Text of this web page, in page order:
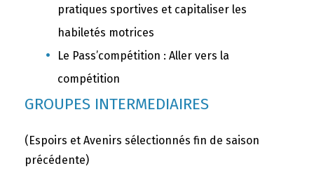
pratiques sportives et capitaliser les
habiletés motrices
Le Pass’compétition : Aller vers la
compétition
GROUPES INTERMEDIAIRES
(Espoirs et Avenirs sélectionnés fin de saison
précédente)